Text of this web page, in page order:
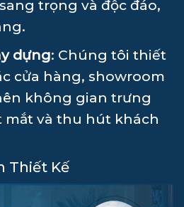
trọng và độc đáo,
dựng: Chúng tôi thiết
cửa hàng, showroom
không gian trưng
mắt và thu hút khách
Thiết Kế